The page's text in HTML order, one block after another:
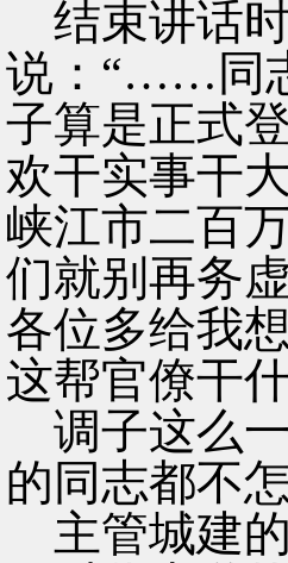
结束讲话
说：“……同
子算是正式
欢干实事干
峡江市二百
们就别再务
各位多给我
这帮官僚干
调子这么
的同志都不
主管城建